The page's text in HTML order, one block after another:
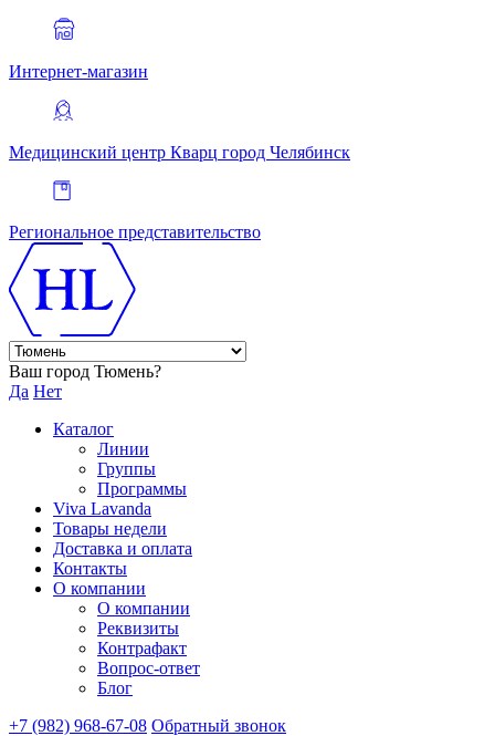
Интернет-магазин
Медицинский центр Кварц город Челябинск
Региональное представительство
Ваш город Тюмень?
Да Нет
Каталог
Линии
Группы
Программы
Viva Lavanda
Товары недели
Доставка и оплата
Контакты
О компании
О компании
Реквизиты
Контрафакт
Вопрос-ответ
Блог
+7 (982) 968-67-08 Обратный звонок